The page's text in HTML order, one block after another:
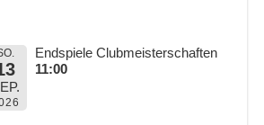
Endspiele Clubmeisterschaften
11:00